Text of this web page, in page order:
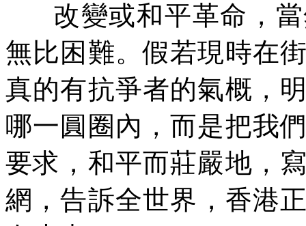
改變或和平革命，
無比困難。假若現時在
真的有抗爭者的氣概，
哪一圓圈內，而是把我
要求，和平而莊嚴地，
網，告訴全世界，香港